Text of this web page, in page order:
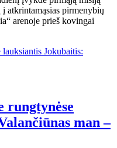
atkrintamąsias pirmenybių
arenoje prieš kovingai
rungtynėse
man –